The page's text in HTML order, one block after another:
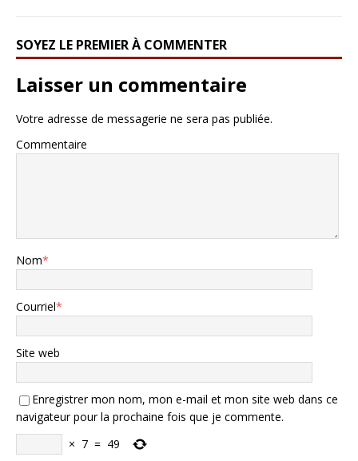
SOYEZ LE PREMIER À COMMENTER
Laisser un commentaire
Votre adresse de messagerie ne sera pas publiée.
Commentaire
Nom*
Courriel*
Site web
Enregistrer mon nom, mon e-mail et mon site web dans ce
navigateur pour la prochaine fois que je commente.
× 7 = 49